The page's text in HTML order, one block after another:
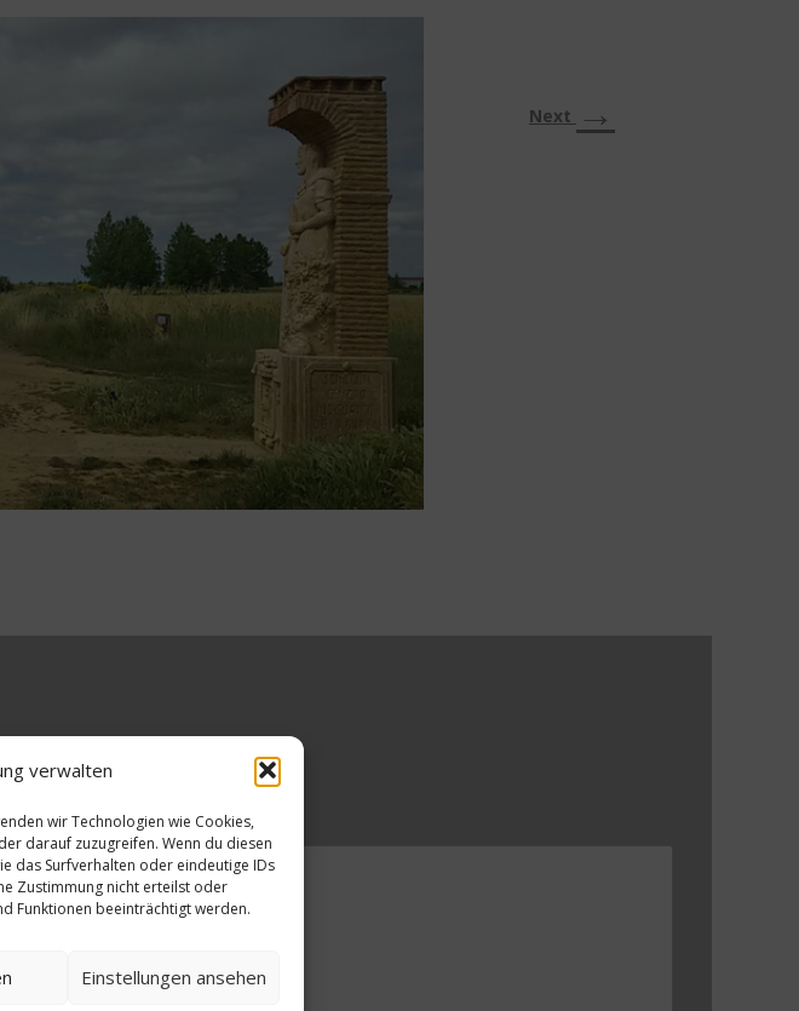
verwalten
wir Technologien wie Cookies,
darauf zuzugreifen. Wenn du diesen
das Surfverhalten oder eindeutige IDs
Zustimmung nicht erteilst oder
Funktionen beeinträchtigt werden.
Einstellungen ansehen
Next →